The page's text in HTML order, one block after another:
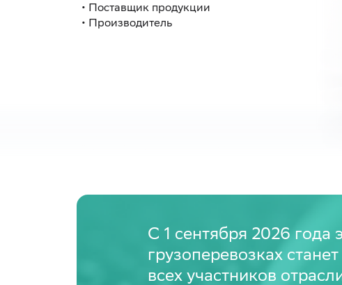
• Поставщик продукции
• Производитель
C 1 сентября 2026
грузоперевозках
всех участников